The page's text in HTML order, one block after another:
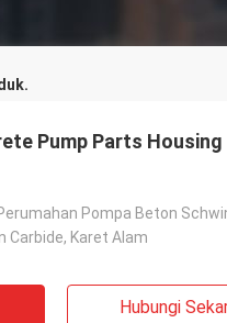
Pump Parts
Pompa Beton
Carbide, Karet Alam
Hubungi